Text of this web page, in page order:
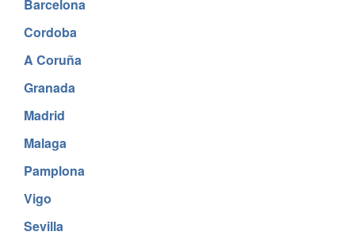
Barcelona
Cordoba
A Coruña
Granada
Madrid
Malaga
Pamplona
Vigo
Sevilla